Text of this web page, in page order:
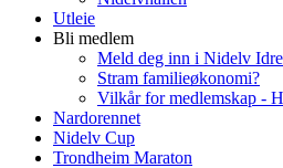
Utleie
Bli medlem
Meld deg inn i Nidelv
Stram familieøkonomi?
Vilkår for medlemskap -
Nardorennet
Nidelv Cup
Trondheim Maraton